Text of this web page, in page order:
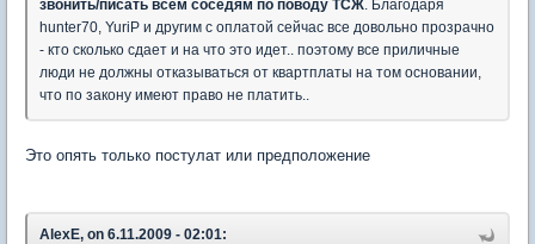
звонить/писать всем соседям по поводу ТСЖ . Благодаря
hunter70, YuriP и другим с оплатой сейчас все довольно прозрачно
- кто сколько сдает и на что это идет.. поэтому все приличные
люди не должны отказываться от квартплаты на том основании,
что по закону имеют право не платить..
Это опять только постулат или предположение
AlexE, on 6.11.2009 - 02:01: